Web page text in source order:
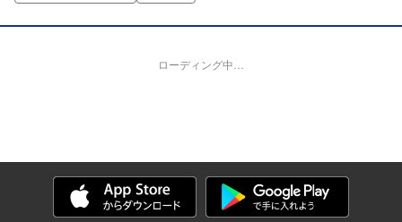
ローディング中…